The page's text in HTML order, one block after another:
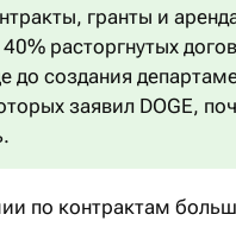
гранты и
расторгнутых
до создания
заявил DOGE,
по контрактам